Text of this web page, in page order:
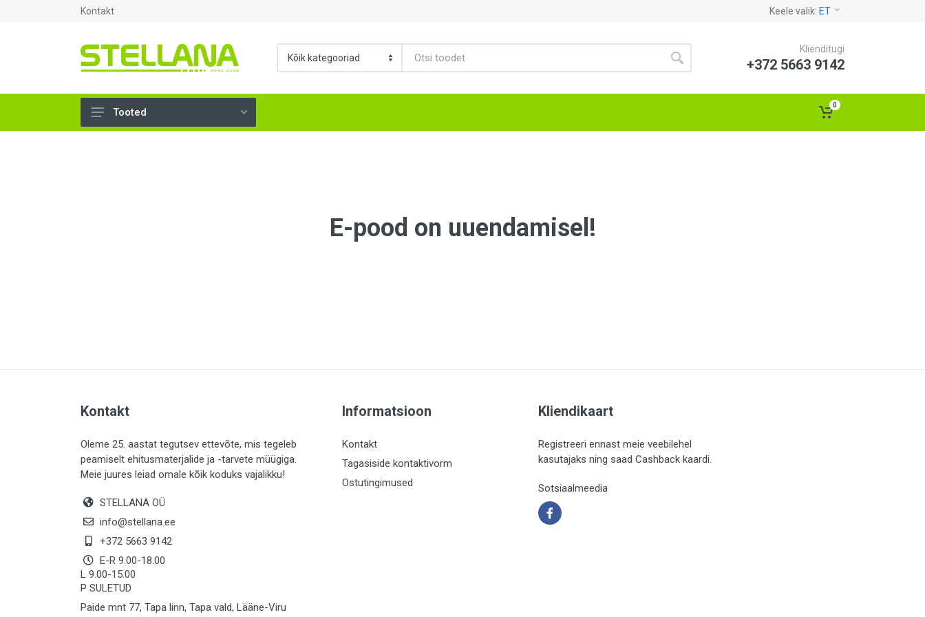
Kontakt Keele valik: ET
Klienditugi
+372 5663 9142
LIISTUD (183)
KIVID (31)
KATTED (132)
MAALRITARBED (1025)
SOOJUSTUS (16)
KEEMIA (220)
TÖÖRIIDED (117)
SAUN (8)
Tooted
0
E-pood on uuendamisel!
Kontakt
Oleme 25. aastat tegutsev ettevõte, mis tegeleb
peamiselt ehitusmaterjalide ja -tarvete müügiga.
Meie juures leiad omale kõik koduks vajalikku!
STELLANA OÜ
info@stellana.ee
+372 5663 9142
E-R 9.00-18.00
L 9.00-15.00
P SULETUD
Paide mnt 77, Tapa linn, Tapa vald, Lääne-Viru
Informatsioon
Kontakt
Tagasiside kontaktivorm
Ostutingimused
Kliendikaart
Registreeri ennast meie veebilehel
kasutajaks ning saad Cashback kaardi.
Sotsiaalmeedia